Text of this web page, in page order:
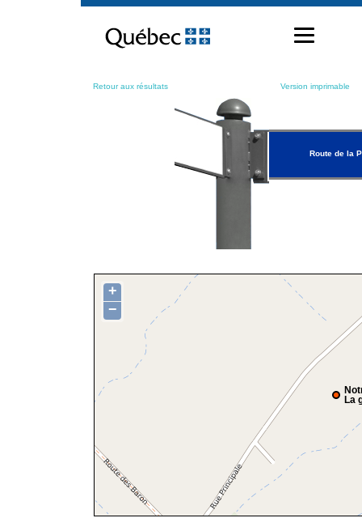
contenu
Retour aux résultats Version imprimable
Route de la
La
+
−